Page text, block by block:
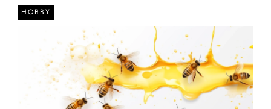
HOBBY